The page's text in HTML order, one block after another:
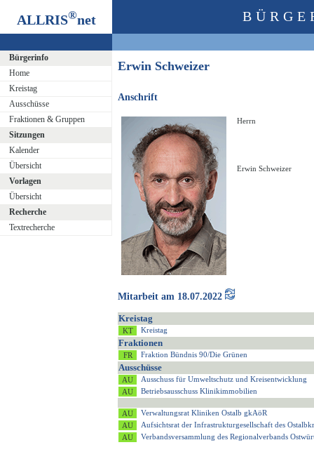
ALLRIS®net
Bürgerinfo
Home
Kreistag
Ausschüsse
Fraktionen & Gruppen
Sitzungen
Kalender
Übersicht
Vorlagen
Übersicht
Recherche
Textrecherche
Erwin Schweizer
Anschrift
Herrn
Erwin Schweizer
Mitarbeit am 18.07.2022
Kreistag
Kreistag
Fraktionen
Fraktion Bündnis 90/Die Grünen
Ausschüsse
Ausschuss für Umweltschutz und Kreisentwicklung
Betriebsausschuss Klinikimmobilien
Verwaltungsrat Kliniken Ostalb gkAöR
Aufsichtsrat der Infrastrukturgesellschaft des
Verbandsversammlung des Regionalverbands